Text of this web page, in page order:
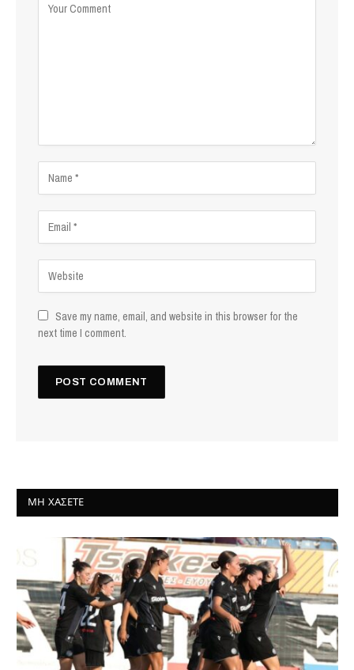
Save my name, email, and website in this browser for the
next time I comment.
ΜΗ ΧΆΣΕΤΕ